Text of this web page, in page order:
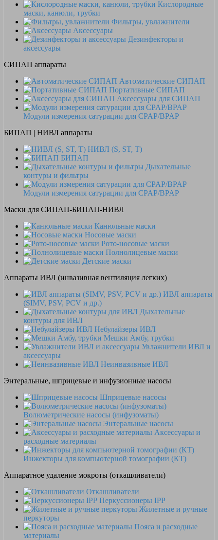
Кислородные
маски, канюли, трубки
Фильтры, увлажнители
Аксессуары
Дезинфекторы и
аксессуары
СИПАП аппараты
Автоматические СИПАП
Портативные СИПАП
Аксессуары для СИПАП
Модули измерения сатурации для CPAP/BPAP
БИПАП | НИВЛ аппараты
НИВЛ (S, ST, T)
БИПАП
Дыхательные
контуры и фильтры
Модули измерения сатурации для CPAP/BPAP
Маски для СИПАП-БИПАП-НИВЛ
Канюльные маски
Носовые маски
Рото-носовые маски
Полнолицевые маски
Детские маски
Аппараты ИВЛ (инвазивная вентиляция легких)
ИВЛ аппараты
(SIMV, PSV, PCV и др.)
Дыхательные
контуры для ИВЛ
Небулайзеры ИВЛ
Мешки Амбу, трубки
Увлажнители ИВЛ и
аксессуары
Неинвазивные ИВЛ
Энтеральные, шприцевые и инфузионные насосы
Шприцевые насосы
Волюметрические насосы (инфузоматы)
Энтеральные насосы
Аксессуары и
расходные материалы
Инжекторы для компьютерной томографии (КТ)
Аппаратное удаление мокроты (откашливатели)
Откашливатели
Перкуссионеры IPP
Жилетные и ручные
перкуторы
Пояса и расходные
материалы